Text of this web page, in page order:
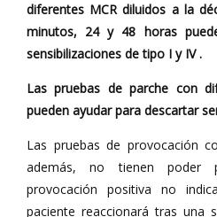
diferentes MCR diluidos a la
minutos, 24 y 48 horas
sensibilizaciones de tipo I y IV .
Las pruebas de parche con
pueden ayudar para descartar
Las pruebas de provocación
además, no tienen poder
provocación positiva no
paciente reaccionará tras una